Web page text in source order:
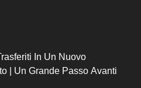
In Un Nuovo
| Un Grande Passo Avanti